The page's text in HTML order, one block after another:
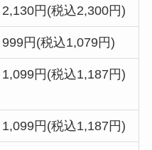
2,130円(税込2,300円)
999円(税込1,079円)
1,099円(税込1,187円)
1,099円(税込1,187円)